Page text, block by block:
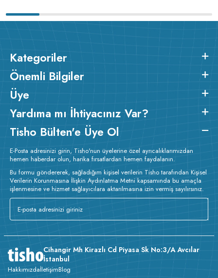
Kategoriler
Önemli Bilgiler
Üye
Yardıma mı İhtiyacınız Var?
Tisho Bülten'e Üye Ol
E-Posta adresinizi girin, Tisho'nun üyelerine özel ayrıcalıklarımızdan
hemen haberdar olun, harika fırsatlardan hemen faydalanın.
Bu formu göndererek, sağladığım kişisel verilerin Tisho tarafından Kişisel
Verilerin Korunmasına İlişkin Aydınlatma Metni kapsamında bu amaçla
işlenmesine ve hizmet sağlayıcılara aktarılmasına izin vermiş sayılırsınız.
Cihangir Mh Kirazlı Cd Piyasa Sk No:3/A Avcılar
İstanbul
HakkımızdaİletişimBlog